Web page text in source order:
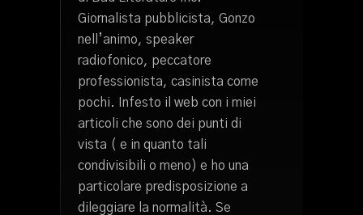
Giornalista pubblicista, Gonzo
nell’animo, speaker
radiofonico, peccatore
professionista, casinista come
pochi. Infesto il web con i miei
articoli che sono dei punti di
vista ( e in quanto tali
condivisibili o meno) e ho una
particolare predisposizione a
dileggiare la normalità. Se